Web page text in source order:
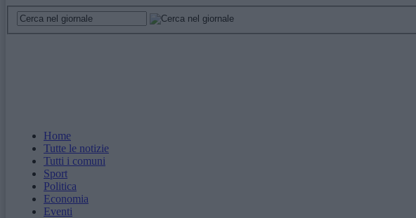
Home
Tutte le notizie
Tutti i comuni
Sport
Politica
Economia
Eventi